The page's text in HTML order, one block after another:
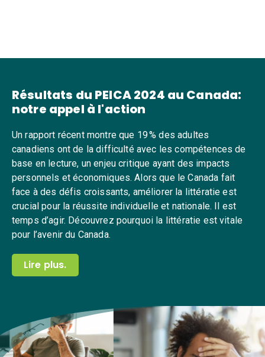
Résultats du PEICA 2024 au Canada:
notre appel à l'action
Un rapport récent montre que 19 % des adultes
canadiens ont de la difficulté avec les compétences de
base en lecture, un enjeu critique ayant des impacts
personnels et économiques. Alors que le Canada fait
face à des défis croissants, améliorer la littératie est
crucial pour la réussite individuelle et nationale. Il est
temps d’agir. Découvrez pourquoi la littératie est vitale
pour l’avenir du Canada.
Lire plus.